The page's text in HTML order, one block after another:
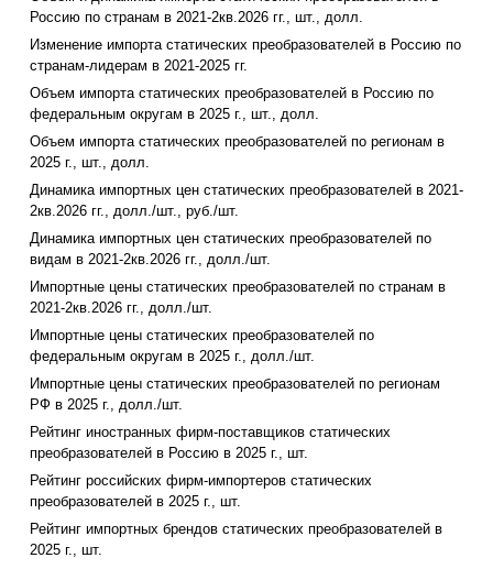
Россию по странам в 2021-2кв.2026 гг., шт., долл.
Изменение импорта статических преобразователей в Россию по
странам-лидерам в 2021-2025 гг.
Объем импорта статических преобразователей в Россию по
федеральным округам в 2025 г., шт., долл.
Объем импорта статических преобразователей по регионам в
2025 г., шт., долл.
Динамика импортных цен статических преобразователей в 2021-
2кв.2026 гг., долл./шт., руб./шт.
Динамика импортных цен статических преобразователей по
видам в 2021-2кв.2026 гг., долл./шт.
Импортные цены статических преобразователей по странам в
2021-2кв.2026 гг., долл./шт.
Импортные цены статических преобразователей по
федеральным округам в 2025 г., долл./шт.
Импортные цены статических преобразователей по регионам
РФ в 2025 г., долл./шт.
Рейтинг иностранных фирм-поставщиков статических
преобразователей в Россию в 2025 г., шт.
Рейтинг российских фирм-импортеров статических
преобразователей в 2025 г., шт.
Рейтинг импортных брендов статических преобразователей в
2025 г., шт.